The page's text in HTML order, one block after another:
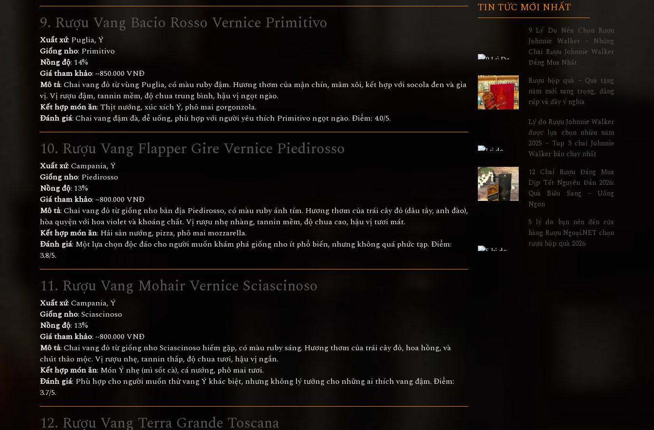
9. Rượu Vang Bacio Rosso Vernice Primitivo
Xuất xứ: Puglia, Ý
Giống nho: Primitivo
Nồng độ: 14%
Giá tham khảo: ~850.000 VNĐ
Mô tả: Chai vang đỏ từ vùng Puglia, có màu ruby đậm. Hương thơm của mận chín, mâm xôi, kết hợp với socola đen và gia
vị. Vị rượu đậm, tannin mềm, độ chua trung bình, hậu vị ngọt ngào.
Kết hợp món ăn: Thịt nướng, xúc xích Ý, phô mai gorgonzola.
Đánh giá: Chai vang đậm đà, dễ uống, phù hợp với người yêu thích Primitivo ngọt ngào. Điểm: 4.0/5.
10. Rượu Vang Flapper Gire Vernice Piedirosso
Xuất xứ: Campania, Ý
Giống nho: Piedirosso
Nồng độ: 13%
Giá tham khảo: ~800.000 VNĐ
Mô tả: Chai vang đỏ từ giống nho bản địa Piedirosso, có màu ruby ánh tím. Hương thơm của trái cây đỏ (dâu tây, anh đào),
hòa quyện với hoa violet và khoáng chất. Vị rượu nhẹ nhàng, tannin mềm, độ chua cao, hậu vị tươi mát.
Kết hợp món ăn: Hải sản nướng, pizza, phô mai mozzarella.
Đánh giá: Một lựa chọn độc đáo cho người muốn khám phá giống nho ít phổ biến, nhưng không quá phức tạp. Điểm:
3.8/5.
11. Rượu Vang Mohair Vernice Sciascinoso
Xuất xứ: Campania, Ý
Giống nho: Sciascinoso
Nồng độ: 13%
Giá tham khảo: ~800.000 VNĐ
Mô tả: Chai vang đỏ từ giống nho Sciascinoso hiếm gặp, có màu ruby sáng. Hương thơm của trái cây đỏ, hoa hồng, và
chút thảo mộc. Vị rượu nhẹ, tannin thấp, độ chua tươi, hậu vị ngắn.
Kết hợp món ăn: Món Ý nhẹ (mì sốt cà), cá nướng, phô mai tươi.
Đánh giá: Phù hợp cho người muốn thử vang Ý khác biệt, nhưng không lý tưởng cho những ai thích vang đậm. Điểm:
3.7/5.
12. Rượu Vang Terra Grande Toscana
TIN TỨC MỚI NHẤT
9 Lý Do Nên Chọn Rượu
Johnnie Walker – Những
Chai Rượu Johnnie Walker
Đáng Mua Nhất
Rượu hộp quà – Quà tặng
năm mới sang trọng, đẳng
cấp và đầy ý nghĩa
Lý do Rượu Johnnie Walker
được lựa chọn nhiều năm
2025 – Top 3 chai Johnnie
Walker bán chạy nhất
12 Chai Rượu Đáng Mua
Dịp Tết Nguyên Đán 2026:
Quà Biếu Sang – Uống
Ngon
5 lý do bạn nên đến cửa
hàng Rượu Ngoại.NET chọn
rượu hộp quà 2026